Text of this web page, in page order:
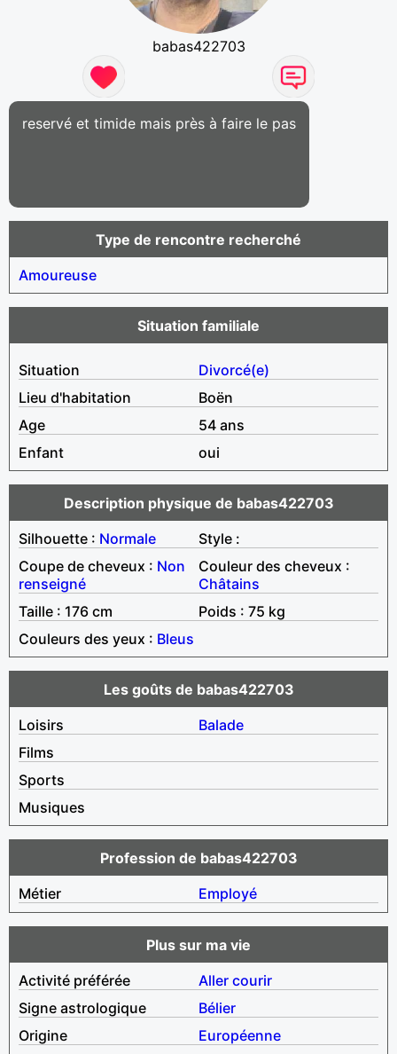
babas422703
reservé et timide mais près à faire le pas
Type de rencontre recherché
Amoureuse
Situation familiale
Situation
Divorcé(e)
Lieu d'habitation
Boën
Age
54 ans
Enfant
oui
Description physique de babas422703
Silhouette : Normale
Style :
Coupe de cheveux : Non
renseigné
Couleur des cheveux :
Châtains
Taille : 176 cm
Poids : 75 kg
Couleurs des yeux : Bleus
Les goûts de babas422703
Loisirs
Balade
Films
Sports
Musiques
Profession de babas422703
Métier
Employé
Plus sur ma vie
Activité préférée
Aller courir
Signe astrologique
Bélier
Origine
Européenne